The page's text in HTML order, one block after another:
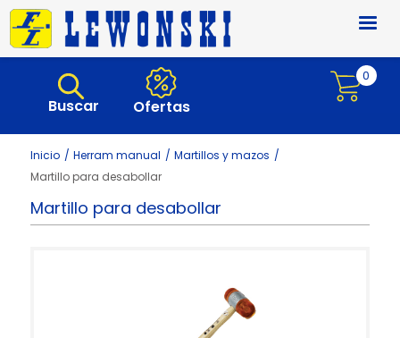
Pasar al contenido principal
Buscar Ofertas
0
Inicio Herram manual
Martillos y mazos
Martillo para desabollar
Martillo para desabollar